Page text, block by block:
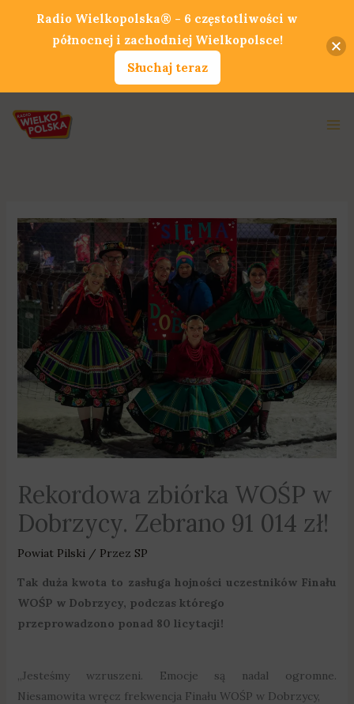
Rekordowa zbiórka WOŚP w
Dobrzycy. Zebrano 91 014 zł!
Powiat Pilski / Przez SP
Tak duża kwota to zasługa hojności uczestników Finału
WOŚP w Dobrzycy, podczas którego
przeprowadzono ponad 80 licytacji!
„Jesteśmy wzruszeni. Emocje są nadal ogromne.
Niesamowita wręcz frekwencja Finału WOŚP w Dobrzycy,
Radio Wielkopolska® - 6 częstotliwości w
północnej i zachodniej Wielkopolsce!
Słuchaj teraz